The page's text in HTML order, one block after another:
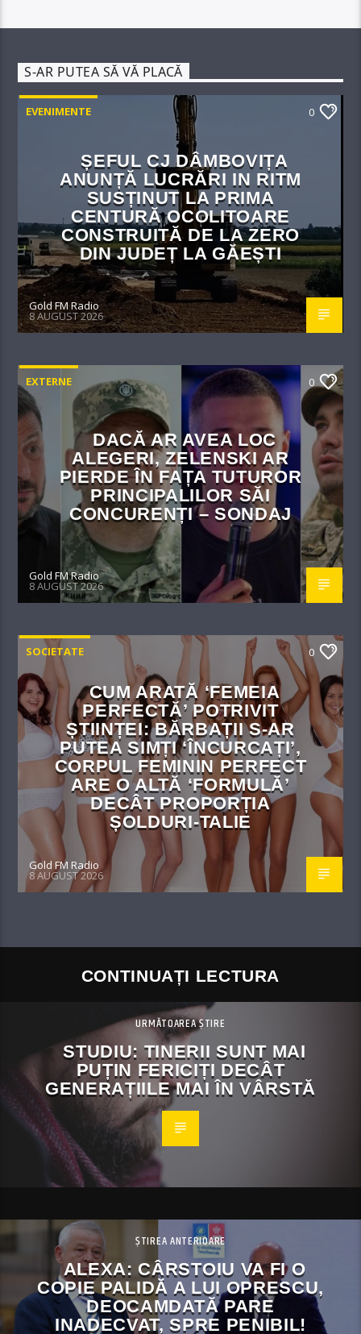
S-AR PUTEA SĂ VĂ PLACĂ
EVENIMENTE 0
ȘEFUL CJ DÂMBOVIȚA
ANUNȚĂ LUCRĂRI IN RITM
SUSȚINUT LA PRIMA
CENTURĂ OCOLITOARE
CONSTRUITĂ DE LA ZERO
DIN JUDEȚ LA GĂEȘTI
Gold FM Radio
8 AUGUST 2026
EXTERNE 0
DACĂ AR AVEA LOC
ALEGERI, ZELENSKI AR
PIERDE ÎN FAȚA TUTUROR
PRINCIPALILOR SĂI
CONCURENȚI – SONDAJ
Gold FM Radio
8 AUGUST 2026
SOCIETATE 0
CUM ARATĂ ‘FEMEIA
PERFECTĂ’ POTRIVIT
ȘTIINȚEI: BĂRBAȚII S-AR
PUTEA SIMȚI ‘ÎNCURCAȚI’,
CORPUL FEMININ PERFECT
ARE O ALTĂ ‘FORMULĂ’
DECÂT PROPORȚIA
ȘOLDURI-TALIE
Gold FM Radio
8 AUGUST 2026
CONTINUAȚI LECTURA
URMĂTOAREA ȘTIRE
STUDIU: TINERII SUNT MAI
PUȚIN FERICIȚI DECÂT
GENERAȚIILE MAI ÎN VÂRSTĂ
ȘTIREA ANTERIOARE
ALEXA: CÂRSTOIU VA FI O
COPIE PALIDĂ A LUI OPRESCU,
DEOCAMDATĂ PARE
INADECVAT, SPRE PENIBIL!